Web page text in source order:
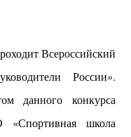
Всероссийский
России».
данного конкурса
«Спортивная школа